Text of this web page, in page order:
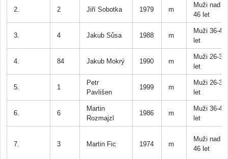
2. 2 Jiří Sobotka 1979 m
Muži nad
46 let
3. 4 Jakub Sůsa 1988 m
Muži 36-45
let
4. 84 Jakub Mokrý 1990 m
Muži 26-35
let
5. 1
Petr
Pavlišen
1999 m
Muži 26-35
let
6. 6
Martin
Rozmajzl
1986 m
Muži 36-45
let
7. 3 Martin Fic 1974 m
Muži nad
46 let